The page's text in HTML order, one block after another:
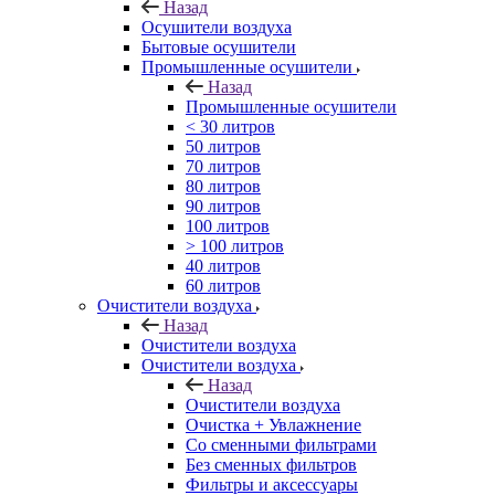
Назад
Осушители воздуха
Бытовые осушители
Промышленные осушители
Назад
Промышленные осушители
< 30 литров
50 литров
70 литров
80 литров
90 литров
100 литров
> 100 литров
40 литров
60 литров
Очистители воздуха
Назад
Очистители воздуха
Очистители воздуха
Назад
Очистители воздуха
Очистка + Увлажнение
Cо сменными фильтрами
Без сменных фильтров
Фильтры и аксессуары